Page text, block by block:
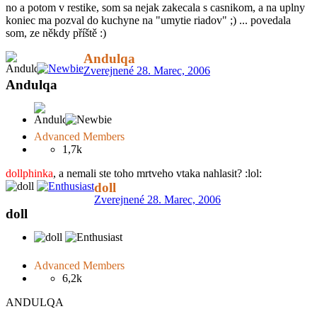
no a potom v restike, som sa nejak zakecala s casnikom, a na uplny
koniec ma pozval do kuchyne na "umytie riadov" ;) ... povedala
som, ze někdy příště :)
Andulqa
Zverejnené 28. Marec, 2006
Andulqa
Advanced Members
1,7k
dollphinka, a nemali ste toho mrtveho vtaka nahlasit? :lol:
doll
Zverejnené 28. Marec, 2006
doll
Advanced Members
6,2k
ANDULQA